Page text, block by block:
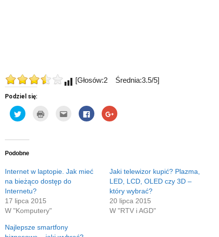
[Głosów:2 Średnia:3.5/5]
Podziel się:
Udostępnij
na
nowym
Kliknij
wydrukować(Otwiera
Kliknij,
wysłać
w
nowym
oknie)
Click
to
share
Click
to
Podobne
Internet w laptopie. Jak mieć
na bieżąco dostęp do
Internetu?
17 lipca 2015
W "Komputery"
Jaki telewizor kupić? Plazma,
LED, LCD, OLED czy 3D –
który wybrać?
20 lipca 2015
W "RTV i AGD"
Najlepsze smartfony